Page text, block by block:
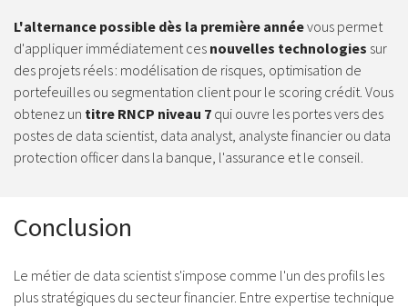
L'alternance possible dès la première annéevous permet
d'appliquer immédiatement ces nouvelles technologies sur
des projets réels : modélisation de risques, optimisation de
portefeuilles ou segmentation client pour le scoring crédit. Vous
obtenez un titre RNCP niveau 7 qui ouvre les portes vers des
postes de data scientist, data analyst, analyste financier ou data
protection officer dans la banque, l'assurance et le conseil.
Conclusion
Le métier de data scientist s'impose comme l'un des profils les
plus stratégiques du secteur financier. Entre expertise technique